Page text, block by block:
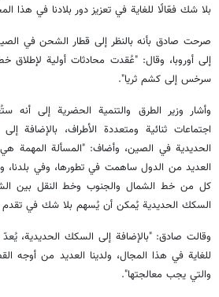
بلا شك فعّالًا للغاية في تعزيز دور بلادنا في هذا
صرحت صادق بأنه بالنظر إلى قطار الشحن في
إلى أوروبا، وقال: "عُقدت محادثات أولية
سرخس إلى كشم ثريا".
وأشار وزير الطرق والتنمية الحضرية إلى
اجتماعات ثنائية ومتعددة الأطراف، بالإضافة
الحديدية في الصين، وأضاف: "المسألة المهمة
العديد من الدول ساهمت في تطورها، وفي بلدنا،
كل من خط الشمال والجنوب وخط النقل بين
السكك الحديدية يُمكن أن يُسهم بلا شك في تقدم
وقالت صادق: "بالإضافة إلى السكك الحديدية،
للغاية في هذا المجال، ولدينا العديد من أوجه
والتي يجب معالجتها".